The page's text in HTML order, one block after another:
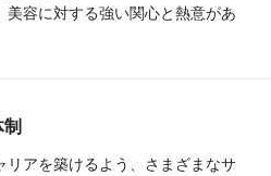
美容に対する強い関心と熱意があ
リアを築けるよう、さまざまなサ